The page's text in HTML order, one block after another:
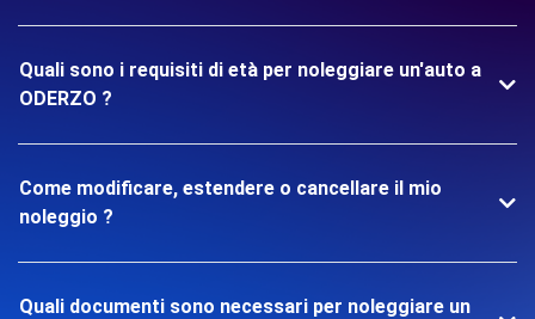
Quali sono i requisiti di età per noleggiare un'auto a
ODERZO ?
Come modificare, estendere o cancellare il mio
noleggio ?
Quali documenti sono necessari per noleggiare un